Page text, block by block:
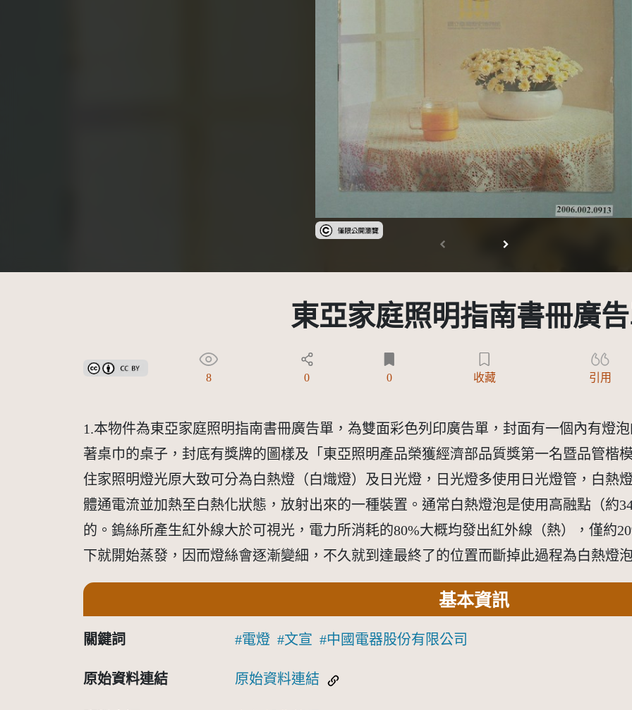
受著作權法保護-僅限於本平台有限度公開瀏覽
東亞家庭照明指南書冊廣
創用CC姓名標示 3.0 台灣及其後版本(CC BY 3.0 TW +)
8 0 0 收藏 引用
1.本物件為東亞家庭照明指南書冊廣告單，為雙面彩色列印廣告單，封面有一個內有燈
著桌巾的桌子，封底有獎牌的圖樣及「東亞照明產品榮獲經濟部品質獎第一名暨品管楷
住家照明燈光原大致可分為白熱燈（白熾燈）及日光燈，日光燈多使用日光燈管，白熱
體通電流並加熱至白熱化狀態，放射出來的一種裝置。通常白熱燈泡是使用高融點（約
的。鎢絲所產生紅外線大於可視光，電力所消耗的80%大概均發出紅外線（熱），僅約
下就開始蒸發，因而燈絲會逐漸變細，不久就到達最終了的位置而斷掉此過程為白熱燈
基本資訊
關鍵詞 電燈 文宣 中國電器股份有限公司
原始資料連結 原始資料連結